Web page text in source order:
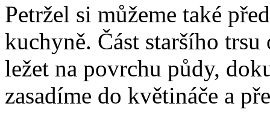
Petržel si můžeme také
kuchyně. Část staršího
ležet na povrchu půdy,
zasadíme do květináče a